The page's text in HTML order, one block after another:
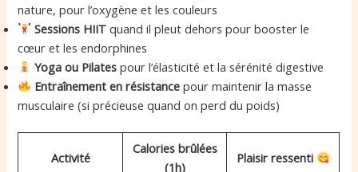
nature, pour l’oxygène et les couleurs
Sessions HIIT quand il pleut dehors pour booster le
cœur et les endorphines
Yoga ou Pilates pour l’élasticité et la sérénité digestive
Entraînement en résistance pour maintenir la masse
musculaire (si précieuse quand on perd du poids)
Activité
Calories brûlées
(1h)
Plaisir ressenti